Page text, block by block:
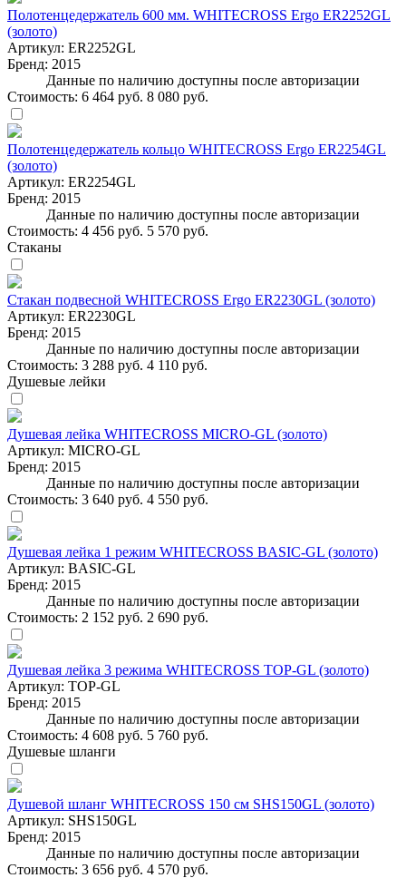
Полотенцедержатель 600 мм. WHITECROSS Ergo ER2252GL
(золото)
Артикул: ER2252GL
Бренд: 2015
Данные по наличию доступны после авторизации
Стоимость: 6 464 руб. 8 080 руб.
Полотенцедержатель кольцо WHITECROSS Ergo ER2254GL
(золото)
Артикул: ER2254GL
Бренд: 2015
Данные по наличию доступны после авторизации
Стоимость: 4 456 руб. 5 570 руб.
Стаканы
Стакан подвесной WHITECROSS Ergo ER2230GL (золото)
Артикул: ER2230GL
Бренд: 2015
Данные по наличию доступны после авторизации
Стоимость: 3 288 руб. 4 110 руб.
Душевые лейки
Душевая лейка WHITECROSS MICRO-GL (золото)
Артикул: MICRO-GL
Бренд: 2015
Данные по наличию доступны после авторизации
Стоимость: 3 640 руб. 4 550 руб.
Душевая лейка 1 режим WHITECROSS BASIC-GL (золото)
Артикул: BASIC-GL
Бренд: 2015
Данные по наличию доступны после авторизации
Стоимость: 2 152 руб. 2 690 руб.
Душевая лейка 3 режима WHITECROSS TOP-GL (золото)
Артикул: TOP-GL
Бренд: 2015
Данные по наличию доступны после авторизации
Стоимость: 4 608 руб. 5 760 руб.
Душевые шланги
Душевой шланг WHITECROSS 150 см SHS150GL (золото)
Артикул: SHS150GL
Бренд: 2015
Данные по наличию доступны после авторизации
Стоимость: 3 656 руб. 4 570 руб.